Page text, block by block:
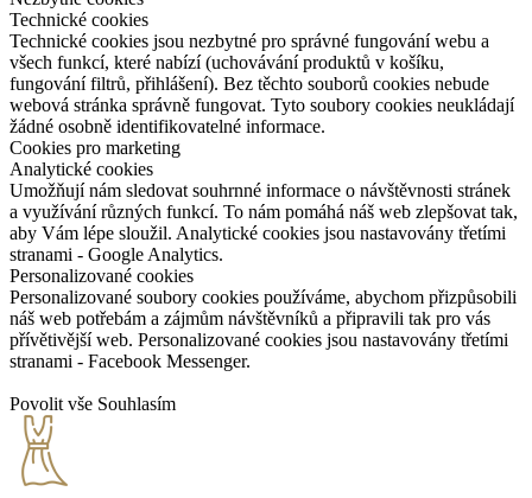
Technické cookies
Technické cookies jsou nezbytné pro správné fungování webu a
všech funkcí, které nabízí (uchovávání produktů v košíku,
fungování filtrů, přihlášení). Bez těchto souborů cookies nebude
webová stránka správně fungovat. Tyto soubory cookies neukládají
žádné osobně identifikovatelné informace.
Cookies pro marketing
Analytické cookies
Umožňují nám sledovat souhrnné informace o návštěvnosti stránek
a využívání různých funkcí. To nám pomáhá náš web zlepšovat tak,
aby Vám lépe sloužil. Analytické cookies jsou nastavovány třetími
stranami - Google Analytics.
Personalizované cookies
Personalizované soubory cookies používáme, abychom přizpůsobili
náš web potřebám a zájmům návštěvníků a připravili tak pro vás
přívětivější web. Personalizované cookies jsou nastavovány třetími
stranami - Facebook Messenger.
Povolit vše Souhlasím